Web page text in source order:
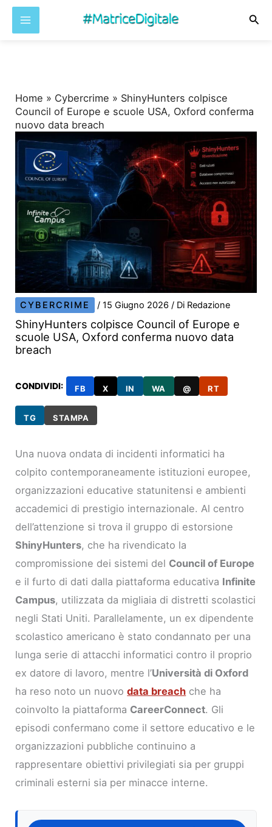
Home » Cybercrime » ShinyHunters colpisce
Council of Europe e scuole USA, Oxford conferma
nuovo data breach
CYBERCRIME /15 Giugno 2026/ Di Redazione
ShinyHunters colpisce Council of Europe e
scuole USA, Oxford conferma nuovo data
breach
CONDIVIDI: FB X IN WA @ RT
TG STAMPA
Una nuova ondata di incidenti informatici ha
colpito contemporaneamente istituzioni europee,
organizzazioni educative statunitensi e ambienti
accademici di prestigio internazionale. Al centro
dell’attenzione si trova il gruppo di estorsione
ShinyHunters, che ha rivendicato la
compromissione dei sistemi del Council of Europe
e il furto di dati dalla piattaforma educativa Infinite
Campus, utilizzata da migliaia di distretti scolastici
negli Stati Uniti. Parallelamente, un ex dipendente
scolastico americano è stato condannato per una
lunga serie di attacchi informatici contro il proprio
ex datore di lavoro, mentre l’Università di Oxford
ha reso noto un nuovodata breach che ha
coinvolto la piattaforma CareerConnect. Gli
episodi confermano come il settore educativo e le
organizzazioni pubbliche continuino a
rappresentare obiettivi privilegiati sia per gruppi
criminali esterni sia per minacce interne.